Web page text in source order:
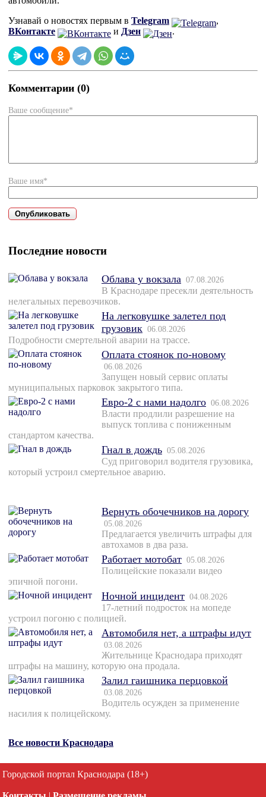
Узнавай о новостях первым в Telegram
,
ВКонтакте
и Дзен .
Комментарии (0)
Ваше сообщение*
Ваше имя*
Последние новости
Облава у вокзала 07.08.2026
В Краснодаре пресекли деятельность
нелегальных перевозчиков.
На легковушке залетел под
грузовик 06.08.2026
Подробности смертельной аварии на трассе.
Оплата стоянок по-новому
06.08.2026
Запущен новый сервис оплаты
муниципальных парковок закрытого типа.
Евро-2 с нами надолго 06.08.2026
Власти продлили разрешение на
выпуск топлива с пониженным
стандартом качества.
Гнал в дождь 05.08.2026
Суд приговорил водителя грузовика,
который устроил смертельное аварию.
Вернуть обочечников на дорогу
05.08.2026
Предлагается увеличить штрафы для
автохамов в два раза.
Работает мотобат 05.08.2026
Полицейские показали видео
эпичной погони.
Ночной инцидент 04.08.2026
17-летний подросток на мопеде
устроил погоню с полицией.
Автомобиля нет, а штрафы идут
03.08.2026
Жительнице Краснодара приходят
штрафы на машину, которую она продала.
Залил гаишника перцовкой
03.08.2026
Водитель осужден за применение
насилия к полицейскому.
Все новости Краснодара
Городской портал Краснодара (18+)